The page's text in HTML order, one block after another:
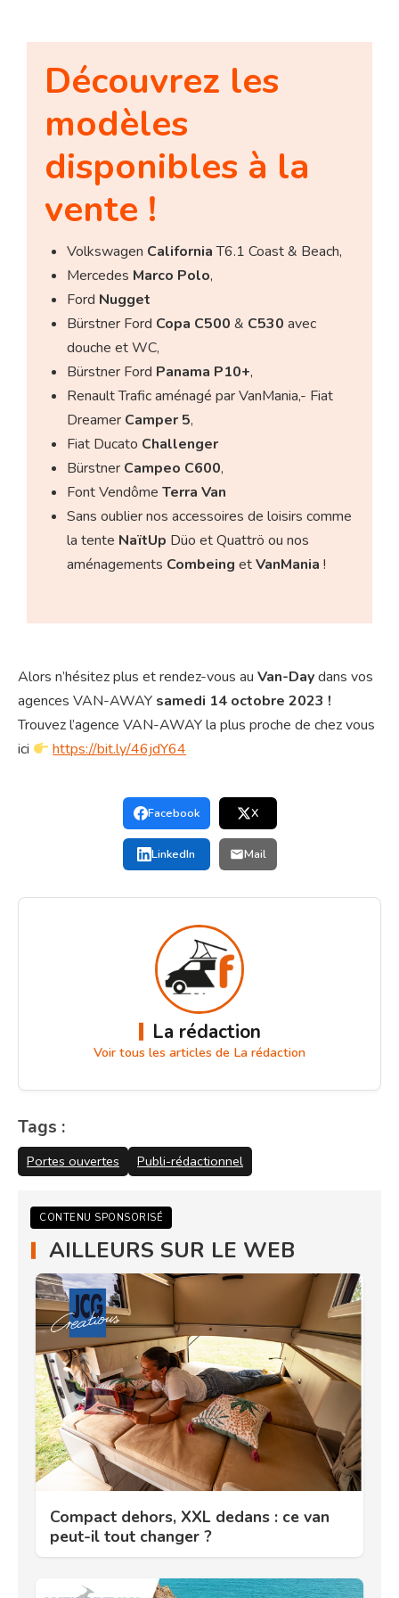
Découvrez les
modèles
disponibles à la
vente !
Volkswagen CaliforniaT6.1 Coast & Beach,
Mercedes Marco Polo,
Ford Nugget
Bürstner Ford Copa C500 & C530 avec
douche et WC,
Bürstner Ford Panama P10+,
Renault Trafic aménagé par VanMania,- Fiat
Dreamer Camper 5,
Fiat Ducato Challenger
Bürstner Campeo C600,
Font VendômeTerra Van
Sans oublier nos accessoires de loisirs comme
la tente NaïtUp Düo et Quattrö ou nos
aménagements Combeing etVanMania!
Alors n’hésitez plus et rendez-vous au Van-Daydans vos
agences VAN-AWAY samedi 14 octobre 2023 !
Trouvez l’agence VAN-AWAY la plus proche de chez vous
ici
https://bit.ly/46jdY64
Facebook X
LinkedIn Mail
La rédaction
Voir tous les articles de La rédaction
Tags :
Portes ouvertes Publi-rédactionnel
CONTENU SPONSORISÉ
AILLEURS SUR LE WEB
Compact dehors, XXL dedans : ce van
peut-il tout changer ?